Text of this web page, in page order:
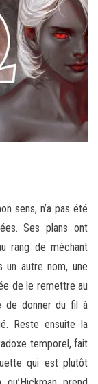
sens, n’a pas été
Ses plans ont
rang de méchant
un autre nom, une
de le remettre au
de donner du fil à
Reste ensuite la
temporel, fait
qui est plutôt